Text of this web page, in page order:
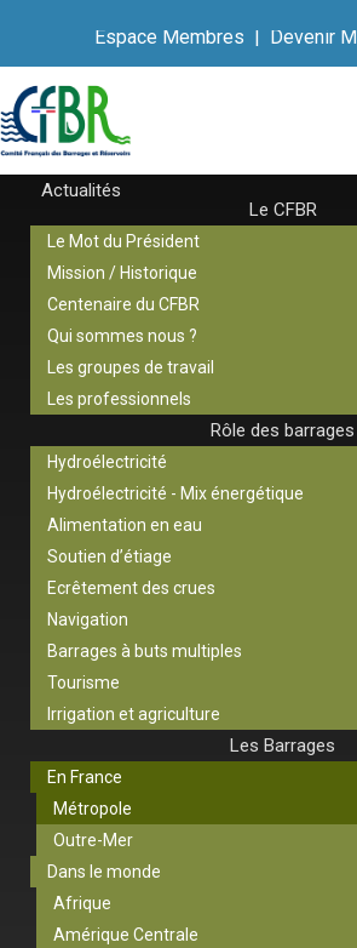
Espace Membres | Devenir
Actualités
Le CFBR
Le Mot du Président
Mission / Historique
Centenaire du CFBR
Qui sommes nous ?
Les groupes de travail
Les professionnels
Rôle des barrages
Hydroélectricité
Hydroélectricité - Mix énergétique
Alimentation en eau
Soutien d’étiage
Ecrêtement des crues
Navigation
Barrages à buts multiples
Tourisme
Irrigation et agriculture
Les Barrages
En France
Métropole
Outre-Mer
Dans le monde
Afrique
Amérique Centrale